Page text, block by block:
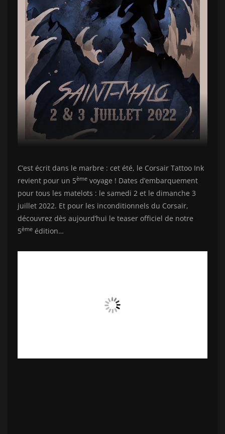
C’est écrit dans le marbre : cet été, le Corsair Tattoo Ink
revient pour un 5ème voyage ! Dates d’embarquement
pour tous les matelots : le samedi 2 et le dimanche 3
juillet 2022. Et pour les inconditionnels du Corsair,
découvrez dès aujourd’hui le teaser officiel de notre
5ème édition…